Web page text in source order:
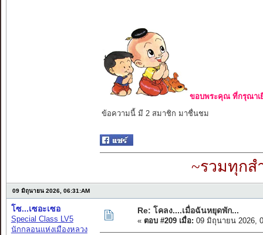
ขอบพระคุณ ที่กรุณาเ
ข้อความนี้ มี 2 สมาชิก มาชื่นชม
~รวมทุกส
09 มิถุนายน 2026, 06:31:AM
โซ...เซอะเซอ
Special Class LV5
นักกลอนแห่งเมืองหลวง
Re: โคลง....เมื่อฉันหยุดพัก...
« ตอบ #209 เมื่อ: 09 มิถุนายน 2026,